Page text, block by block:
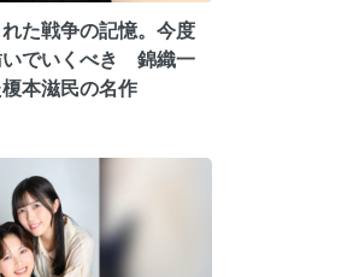
た戦争の記憶。今度
いでいくべき 錦織一
本滋民の名作